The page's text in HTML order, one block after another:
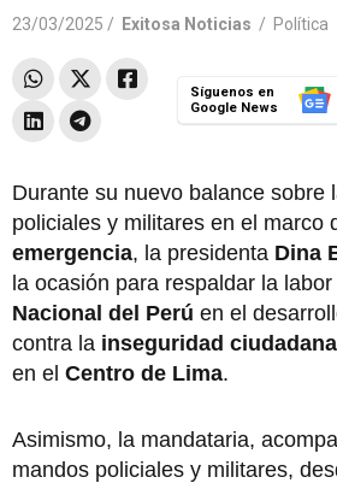
23/03/2025 / Exitosa Noticias / Política
Síguenos en
Google News
Durante su nuevo balance sobre
policiales y militares en el marco
emergencia, la presidenta Dina
la ocasión para respaldar la labor
Nacional del Perú en el
contra la inseguridad ciudadana
en el Centro de Lima.
Asimismo, la mandataria,
mandos policiales y militares,